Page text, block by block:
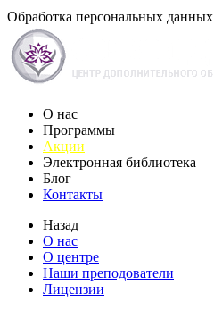
Обработка персональных данных
О нас
Программы
Акции
Электронная библиотека
Блог
Контакты
Назад
О нас
О центре
Наши преподователи
Лицензии